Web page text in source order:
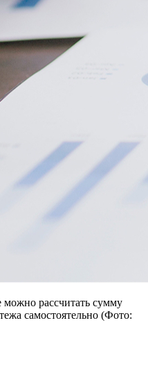
рассчитать сумму
самостоятельно (Фото: